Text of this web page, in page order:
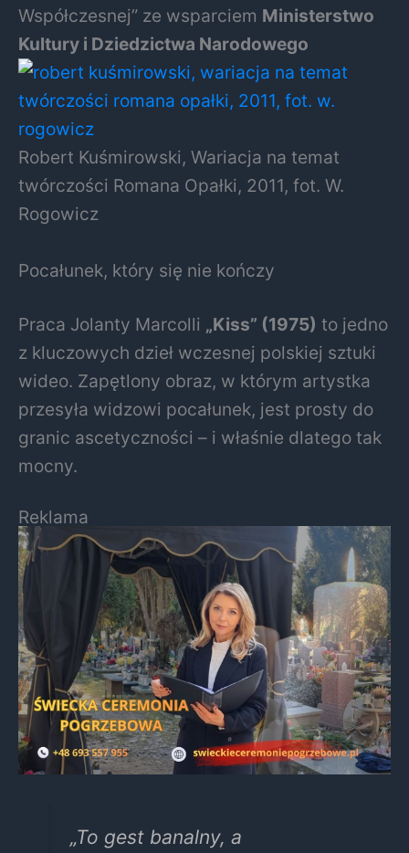
Współczesnej” ze wsparciem Ministerstwo
Kultury i Dziedzictwa Narodowego
Robert Kuśmirowski, Wariacja na temat
twórczości Romana Opałki, 2011, fot. W.
Rogowicz
Pocałunek, który się nie kończy
Praca Jolanty Marcolli „Kiss” (1975) to jedno
z kluczowych dzieł wczesnej polskiej sztuki
wideo. Zapętlony obraz, w którym artystka
przesyła widzowi pocałunek, jest prosty do
granic ascetyczności – i właśnie dlatego tak
mocny.
Reklama
„To gest banalny, a